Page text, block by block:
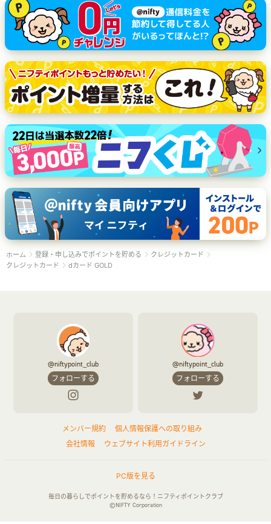
ホーム 登録・申し込みでポイントを貯める
クレジットカード
クレジットカード
dカード GOLD
@niftypoint_club
フォローする
@niftypoint_club
フォローする
メンバー規約
個人情報保護への取り組み
会社情報
ウェブサイト利用ガイドライン
PC版を見る
毎日の暮らしでポイントを貯めるなら！ニフティポイントクラブ
©NIFTY Corporation